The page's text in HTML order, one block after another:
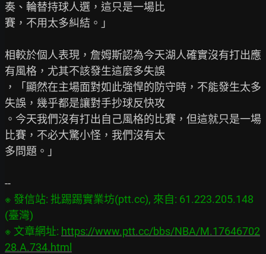
奏、輪替持球人選，這只是一場比
賽，不用太多糾結。」
相較於個人表現，詹姆斯認為今天湖人確實沒有打出應
有風格，尤其不該發生這麼多失誤
，「顯然在主場面對如此強悍的防守時，不能發生太多
失誤，幾乎都是讓對手抄球反快攻
。今天我們沒有打出自己風格的比賽，但這就只是一場
比賽，不必大驚小怪，我們沒有太
多問題。」
※ 發信站: 批踢踢實業坊(ptt.cc), 來自: 61.223.205.148
(臺灣)
※ 文章網址: https://www.ptt.cc/bbs/NBA/M.17646702
28.A.734.html